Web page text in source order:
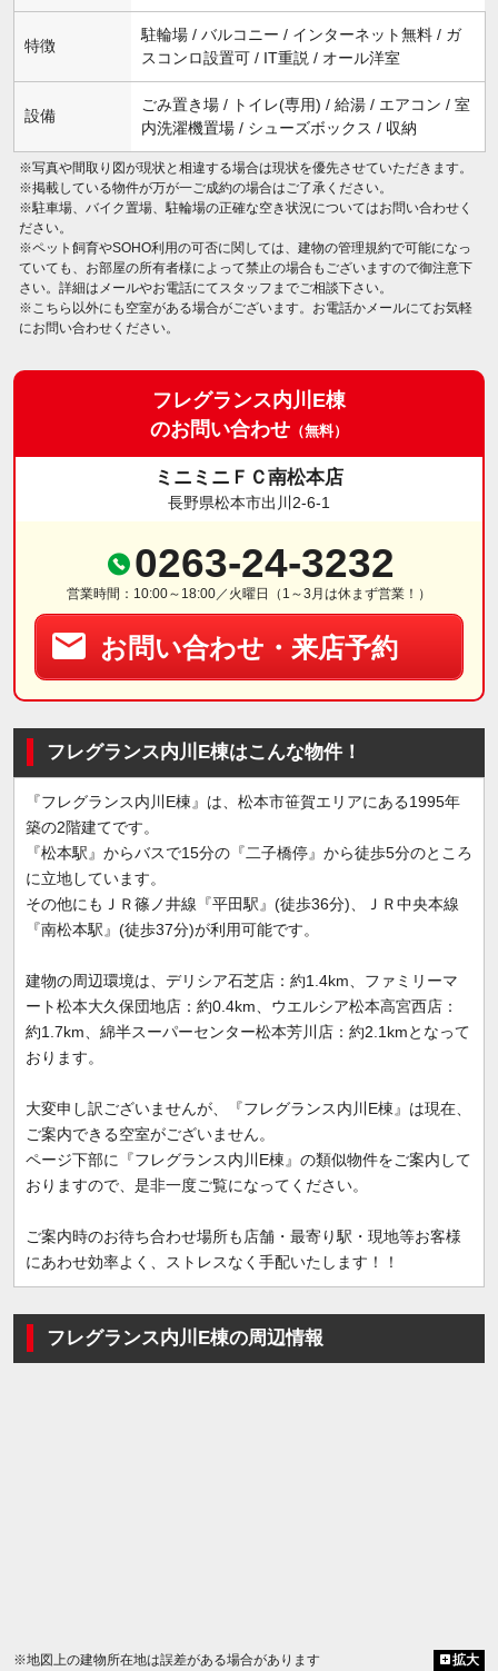
特徴
駐輪場 / バルコニー / インターネット無料 / ガ
スコンロ設置可 / IT重説 / オール洋室
設備
ごみ置き場 / トイレ(専用) / 給湯 / エアコン / 室
内洗濯機置場 / シューズボックス / 収納
※写真や間取り図が現状と相違する場合は現状を優先させていただきます。
※掲載している物件が万が一ご成約の場合はご了承ください。
※駐車場、バイク置場、駐輪場の正確な空き状況についてはお問い合わせく
ださい。
※ペット飼育やSOHO利用の可否に関しては、建物の管理規約で可能になっ
ていても、お部屋の所有者様によって禁止の場合もございますので御注意下
さい。詳細はメールやお電話にてスタッフまでご相談下さい。
※こちら以外にも空室がある場合がございます。お電話かメールにてお気軽
にお問い合わせください。
フレグランス内川E棟
のお問い合わせ （無料）
ミニミニＦＣ南松本店
長野県松本市出川2-6-1
0263-24-3232
営業時間：10:00～18:00／火曜日（1～3月は休まず営業！）
お問い合わせ・来店予約
フレグランス内川E棟はこんな物件！
『フレグランス内川E棟』は、松本市笹賀エリアにある1995年
築の2階建てです。
『松本駅』からバスで15分の『二子橋停』から徒歩5分のところ
に立地しています。
その他にもＪＲ篠ノ井線『平田駅』(徒歩36分)、ＪＲ中央本線
『南松本駅』(徒歩37分)が利用可能です。
建物の周辺環境は、デリシア石芝店：約1.4km、ファミリーマ
ート松本大久保団地店：約0.4km、ウエルシア松本高宮西店：
約1.7km、綿半スーパーセンター松本芳川店：約2.1kmとなって
おります。
大変申し訳ございませんが、『フレグランス内川E棟』は現在、
ご案内できる空室がございません。
ページ下部に『フレグランス内川E棟』の類似物件をご案内して
おりますので、是非一度ご覧になってください。
ご案内時のお待ち合わせ場所も店舗・最寄り駅・現地等お客様
にあわせ効率よく、ストレスなく手配いたします！！
フレグランス内川E棟の周辺情報
※地図上の建物所在地は誤差がある場合があります 拡大